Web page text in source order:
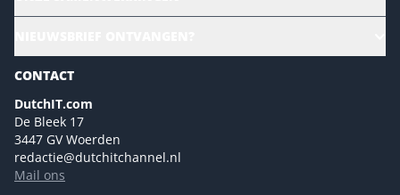
Magazines
Marketingmogelijkheden 2026
Eventmogelijkheden 2026
Advertising opportunities 2026 ENG
Event opportunities 2026 ENG
NL Digital
CONTACT
DutchIT.com
De Bleek 17
3447 GV Woerden
redactie@dutchitchannel.nl
Mail ons